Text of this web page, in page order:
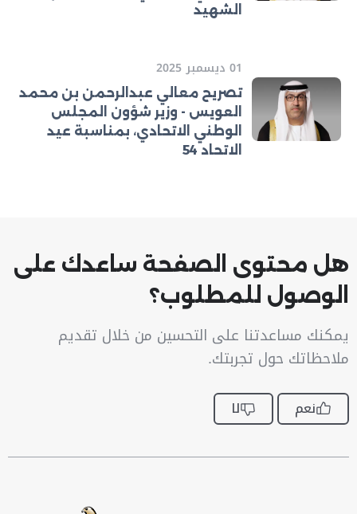
الشهيد
01 ديسمبر 2025
تصريح معالي عبدالرحمن بن محمد
العويس - وزير شؤون المجلس
الوطني الاتحادي، بمناسبة عيد
الاتحاد 54
هل محتوى الصفحة ساعدك على
الوصول للمطلوب؟
يمكنك مساعدتنا على التحسين من خلال تقديم
ملاحظاتك حول تجربتك.
نعم لا